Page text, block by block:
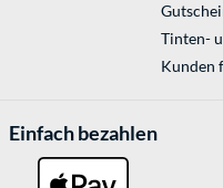
Tinten-
Kunden
Einfach bezahlen